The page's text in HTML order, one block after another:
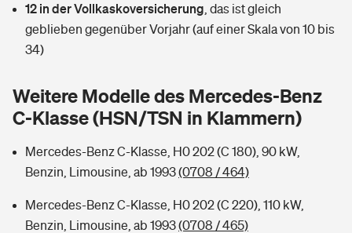
Tools
Wer versichert was: Jetzt Versicherer finden
Sie haben Fragen?
Handyversicherung
Musikinstrumentenversicherung
Zur Übersicht
Tools
Sie haben Fragen?
12 in der Vollkaskoversicherung das ist gleich
geblieben gegenüber Vorjahr (auf einer Skala von 10 bis
34)
Weitere Modelle des Mercedes-Benz
C-Klasse (HSN/TSN in Klammern)
Mercedes-Benz C-Klasse, H0 202 (C 180), 90 kW,
Benzin, Limousine, ab 1993(0708 / 464)
Mercedes-Benz C-Klasse, H0 202 (C 220), 110 kW,
Benzin, Limousine, ab 1993(0708 / 465)